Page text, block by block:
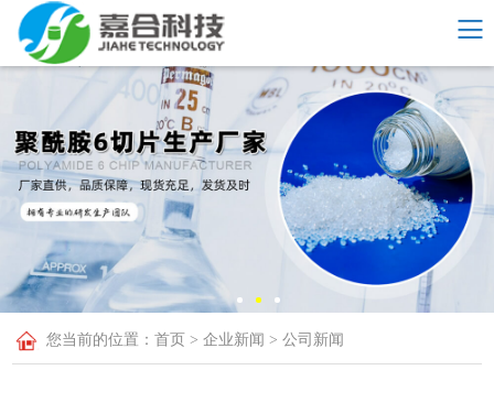
您当前的位置：​​​​ 首页 > 企业新闻 > 公司新闻